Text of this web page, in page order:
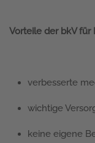
Vorteile der bkV für
verbesserte
wichtige
keine eigene